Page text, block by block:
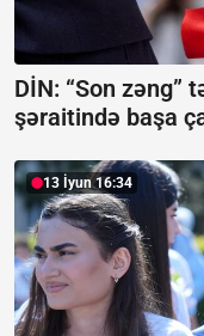
DİN: “Son
şəraitində başa
13 İyun 16:34